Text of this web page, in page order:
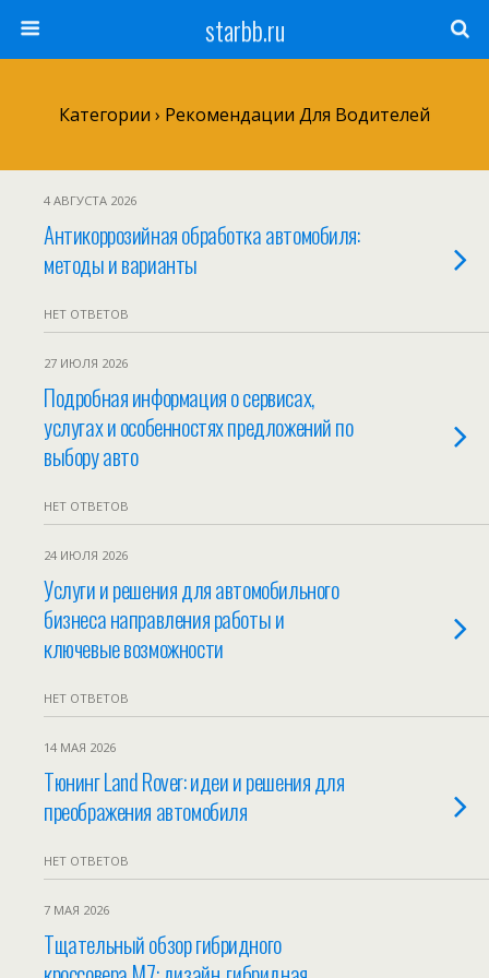
starbb.ru
Категории › Рекомендации Для Водителей
4 АВГУСТА 2026
Антикоррозийная обработка автомобиля:
методы и варианты
НЕТ ОТВЕТОВ
27 ИЮЛЯ 2026
Подробная информация о сервисах,
услугах и особенностях предложений по
выбору авто
НЕТ ОТВЕТОВ
24 ИЮЛЯ 2026
Услуги и решения для автомобильного
бизнеса направления работы и
ключевые возможности
НЕТ ОТВЕТОВ
14 МАЯ 2026
Тюнинг Land Rover: идеи и решения для
преображения автомобиля
НЕТ ОТВЕТОВ
7 МАЯ 2026
Тщательный обзор гибридного